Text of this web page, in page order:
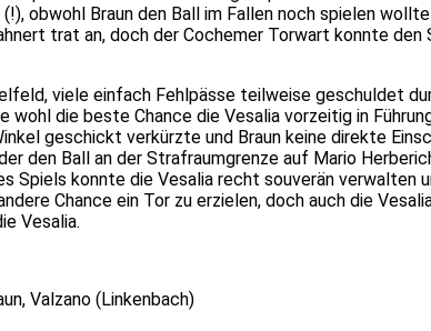
obwohl Braun den Ball im Fallen noch spielen
trat an, doch der Cochemer Torwart konnte den
viele einfach Fehlpässe teilweise geschuldet
die beste Chance die Vesalia vorzeitig in
geschickt verkürzte und Braun keine direkte
den Ball an der Strafraumgrenze auf Mario
konnte die Vesalia recht souverän verwalten
Chance ein Tor zu erzielen, doch auch die
Vesalia.
Valzano (Linkenbach)